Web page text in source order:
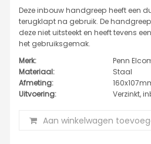
Deze inbouw handgreep heeft een
terugklapt na gebruik. De
deze niet uitsteekt en heeft tevens
het gebruiksgemak.
Merk:
Penn
Materiaal:
Staal
Afmeting:
Uitvoering:
Verzinkt,
Aan winkelwagen